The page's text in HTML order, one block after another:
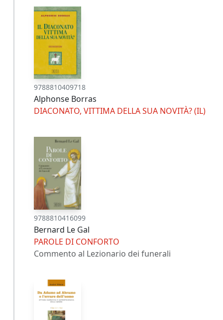
9788810409718
Alphonse Borras
DIACONATO, VITTIMA DELLA SUA NOVITÀ? (IL)
9788810416099
Bernard Le Gal
PAROLE DI CONFORTO
Commento al Lezionario dei funerali